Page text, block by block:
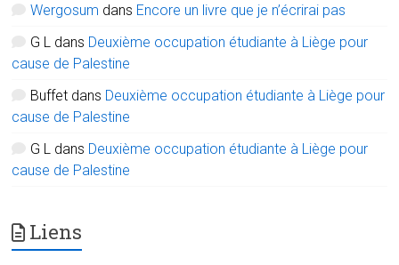
Wergosum dans Encore un livre que je n’écrirai pas
G L dans Deuxième occupation étudiante à Liège pour
cause de Palestine
Buffet dans Deuxième occupation étudiante à Liège pour
cause de Palestine
G L dans Deuxième occupation étudiante à Liège pour
cause de Palestine
Liens